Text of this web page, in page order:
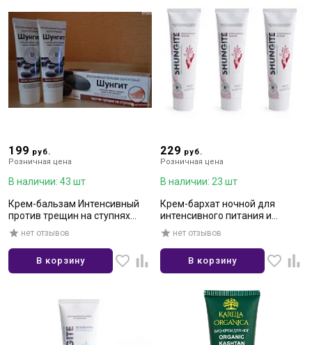
199 руб.
Розничная цена
В наличии: 43 шт
Крем-бальзам Интенсивный
против трещин на ступнях
Шунгитовый с маслом чайного
дерева
нет отзывов
В корзину
229 руб.
Розничная цена
В наличии: 23 шт
Крем-бархат ночной для
интенсивного питания и
восстановления кожи рук
100мл
нет отзывов
В корзину